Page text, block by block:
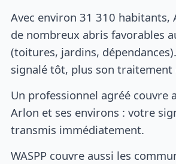
Avec environ 31 310 habitants,
de nombreux abris favorables
(toitures, jardins,
signalé tôt, plus son traitement
Un professionnel agréé couvre
Arlon et ses environs : votre
transmis immédiatement.
WASPP couvre aussi les